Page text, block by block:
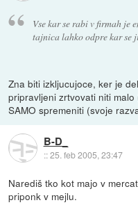
Vse kar se rabi v firmah je
tajnica lahko odpre kar se
Zna biti izkljucujoce, ker je
pripravljeni zrtvovati niti
SAMO spremeniti (svoje
B-D_
::25. feb 2005, 23:47
Narediš tko kot majo v
priponk v mejlu.